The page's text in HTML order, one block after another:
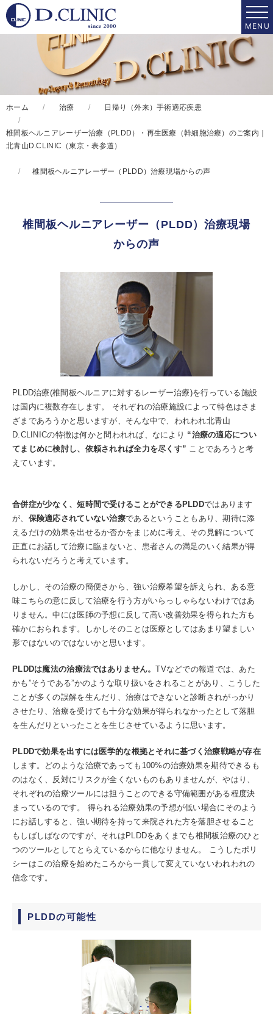
ホーム 治療 日帰り（外来）手術適応疾患
椎間板ヘルニアレーザー治療（PLDD）・再生医療（幹細胞治療）のご案内｜
北青山D.CLINIC（東京・表参道）
椎間板ヘルニアレーザー（PLDD）治療現場からの声
椎間板ヘルニアレーザー（PLDD）治療現場
からの声
PLDD治療(椎間板ヘルニアに対するレーザー治療)を行っている施設
は国内に複数存在します。 それぞれの治療施設によって特色はさま
ざまであろうかと思いますが、そんな中で、われわれ北青山
D.CLINICの特徴は何かと問われれば、なにより “治療の適応につい
てまじめに検討し、依頼されれば全力を尽くす” ことであろうと考
えています。
合併症が少なく、短時間で受けることができるPLDDではあります
が、 保険適応されていない治療であるということもあり、期待に添
えるだけの効果を出せるか否かをまじめに考え、その見解について
正直にお話して治療に臨まないと、患者さんの満足のいく結果が得
られないだろうと考えています。
しかし、その治療の簡便さから、強い治療希望を訴えられ、ある意
味こちらの意に反して治療を行う方がいらっしゃらないわけではあ
りません。中には医師の予想に反して高い改善効果を得られた方も
確かにおられます。しかしそのことは医療としてはあまり望ましい
形ではないのではないかと思います。
PLDDは魔法の治療法ではありません。TVなどでの報道では、あた
かも”そうである”かのような取り扱いをされることがあり、こうした
ことが多くの誤解を生んだり、治療はできないと診断されがっかり
させたり、治療を受けても十分な効果が得られなかったとして落胆
を生んだりといったことを生じさせているように思います。
PLDDで効果を出すには医学的な根拠とそれに基づく治療戦略が存在
します。どのような治療であっても100%の治療効果を期待できるも
のはなく、反対にリスクが全くないものもありませんが、やはり、
それぞれの治療ツールには担うことのできる守備範囲がある程度決
まっているのです。 得られる治療効果の予想が低い場合にそのよう
にお話しすると、強い期待を持って来院された方を落胆させること
もしばしばなのですが、それはPLDDをあくまでも椎間板治療のひと
つのツールとしてとらえているからに他なりません。 こうしたポリ
シーはこの治療を始めたころから一貫して変えていないわれわれの
信念です。
PLDDの可能性